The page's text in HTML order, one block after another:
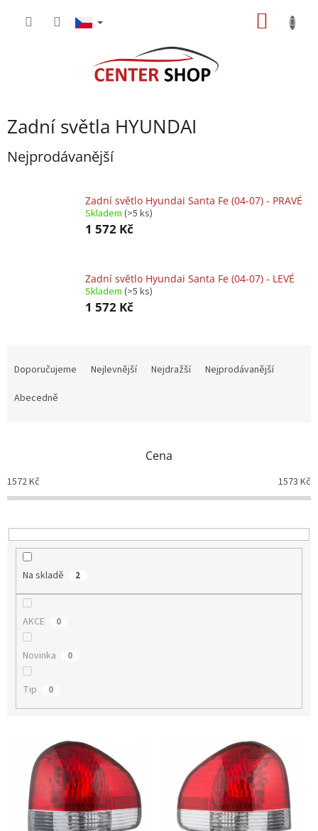
Zadní světla HYUNDAI
Nejprodávanější
Zadní světlo Hyundai Santa Fe (04-07) - PRAVÉ
Skladem (>5 ks)
1 572 Kč
Zadní světlo Hyundai Santa Fe (04-07) - LEVÉ
Skladem (>5 ks)
1 572 Kč
o
d
k
t
Doporučujeme Nejlevnější Nejdražší
Nejprodávanější
Abecedně
Cena
1572Kč 1573 Kč
Na skladě 2
AKCE 0
Novinka 0
Tip 0